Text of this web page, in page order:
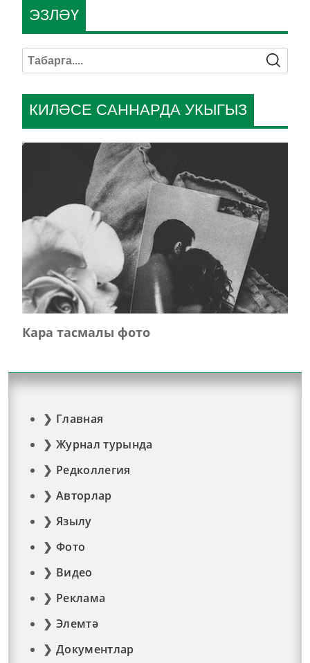
КИЛӘСЕ САННАРДА УКЫГЫЗ
Кара тасмалы фото
ЭЗЛӘҮ
Главная
Журнал турында
Редколлегия
Авторлар
Язылу
Фото
Видео
Реклама
Элемтә
Документлар